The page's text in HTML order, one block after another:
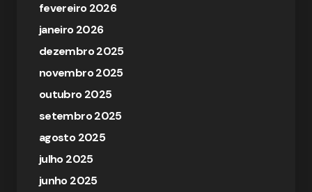
fevereiro 2026
janeiro 2026
dezembro 2025
novembro 2025
outubro 2025
setembro 2025
agosto 2025
julho 2025
junho 2025